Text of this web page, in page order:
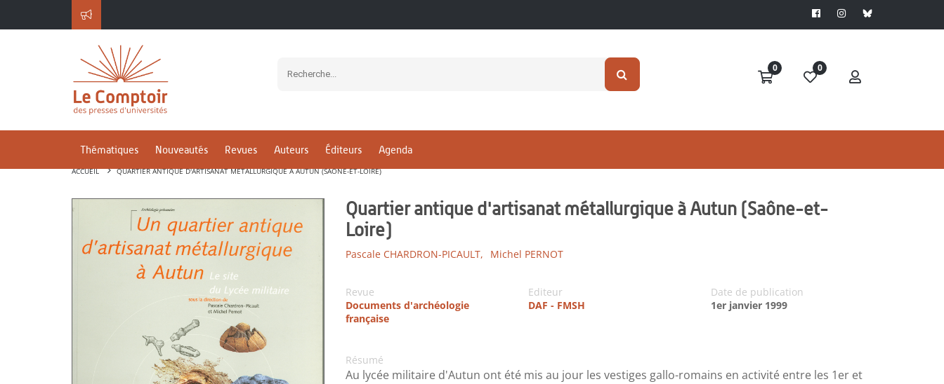
0 0
Thématiques Nouveautés Revues Auteurs Éditeurs Agenda
ACCUEIL QUARTIER ANTIQUE D'ARTISANAT MÉTALLURGIQUE À AUTUN (SAÔNE-ET-LOIRE)
Quartier antique d'artisanat métallurgique à Autun (Saône-et-
Loire)
Pascale CHARDRON-PICAULT, Michel PERNOT
Revue
Documents d'archéologie
française
Editeur
DAF - FMSH
Date de publication
1er janvier 1999
Résumé
Au lycée militaire d'Autun ont été mis au jour les vestiges gallo-romains en activité entre les 1er et